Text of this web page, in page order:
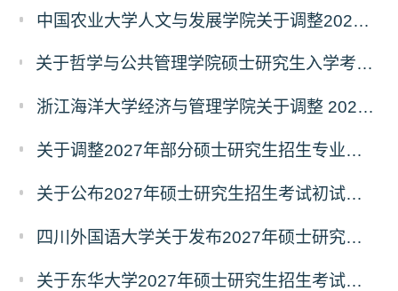
中国农业大学人文与发展学院关于调整2027年硕士研究生招生考试初试科目的通知
关于哲学与公共管理学院硕士研究生入学考试（初试） 考试科目及参考书目变更的通知（二）
浙江海洋大学经济与管理学院关于调整 2027年硕士研究生招生考试初试科目的公告
关于调整2027年部分硕士研究生招生专业初试考试科目的公告（持续更新中）
关于公布2027年硕士研究生招生考试初试自命题科目考试大纲的通知
四川外国语大学关于发布2027年硕士研究生招生考试自命题科目大纲的公告
关于东华大学2027年硕士研究生招生考试（初试）招生目录拟调整公告（一）